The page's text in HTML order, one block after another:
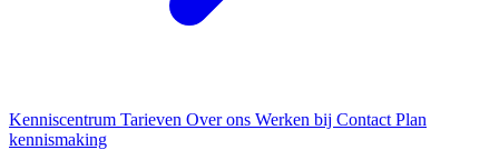
Kenniscentrum Tarieven Over ons Werken bij Contact Plan
kennismaking